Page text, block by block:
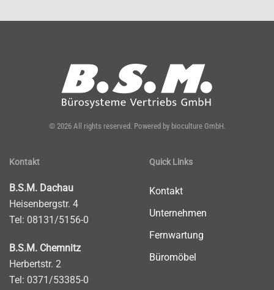
© 2026All rights reserved. Powered by bioculture GmbH.
Kontakt
B.S.M. Dachau
Heisenbergstr. 4
Tel: 08131/5156-0
B.S.M. Chemnitz
Herbertstr. 2
Tel: 0371/53385-0
Quick Links
Kontakt
Unternehmen
Fernwartung
Büromöbel